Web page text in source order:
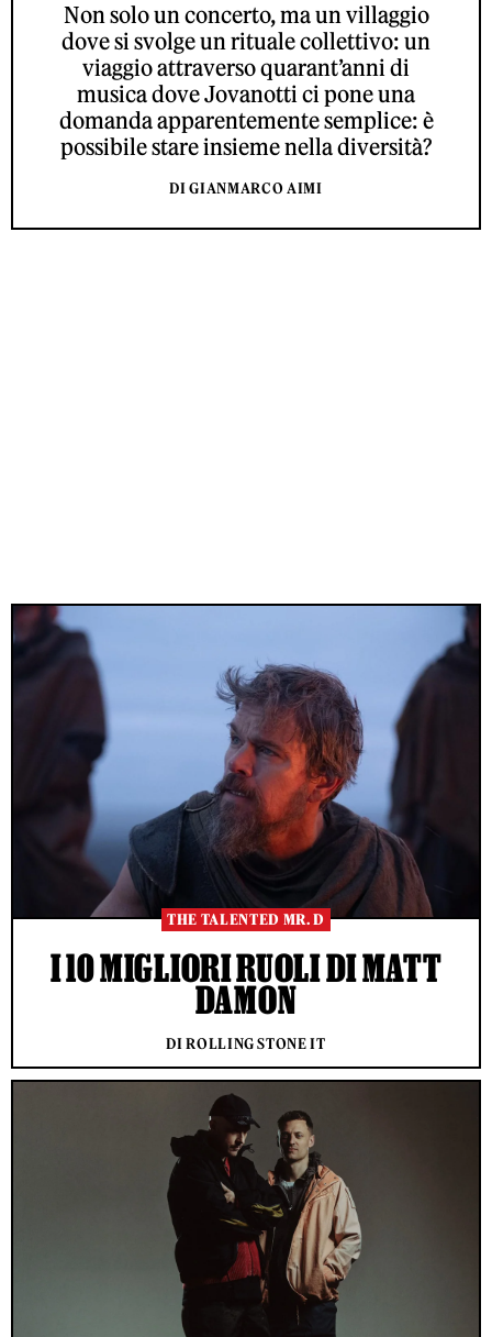
Non solo un concerto, ma un villaggio
dove si svolge un rituale collettivo: un
viaggio attraverso quarant’anni di
musica dove Jovanotti ci pone una
domanda apparentemente semplice: è
possibile stare insieme nella diversità?
DI GIANMARCO AIMI
THE TALENTED MR. D
I 10 MIGLIORI RUOLI DI MATT
DAMON
DI ROLLING STONE IT